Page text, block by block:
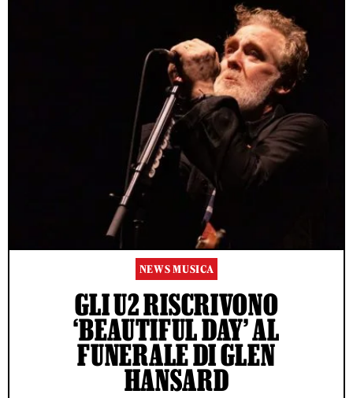
NEWS MUSICA
GLI U2 RISCRIVONO
‘BEAUTIFUL DAY’ AL
FUNERALE DI GLEN
HANSARD